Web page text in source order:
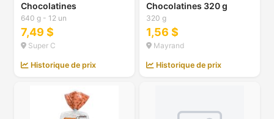
Chocolatines
640 g - 12 un
7,49 $
Super C
Historique de prix
Chocolatines 320 g
320 g
1,56 $
Mayrand
Historique de prix